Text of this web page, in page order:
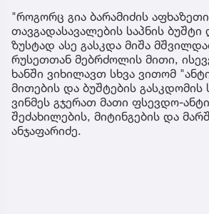
"როგორც გია ბარამიძის
თავგადასავალების საპნის
ზუსტად ასე გასკდა მიშა
რუსეთთან მებრძოლის მითი,
ხანში ვიხილავთ სხვა ვითომ
მითების და ბუშტების გასკდომის
ვინმეს გჯერათ მათი ფსევდო-
შეძახილების, მიტინგების და
ანჯაფარიძე.